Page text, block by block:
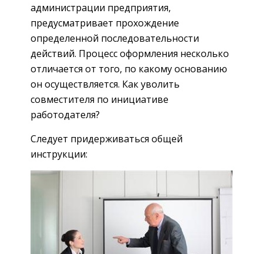
администрации предприятия,
предусматривает прохождение
определенной последовательности
действий. Процесс оформления несколько
отличается от того, по какому основанию
он осуществляется. Как уволить
совместителя по инициативе
работодателя?
Следует придерживаться общей
инструкции: